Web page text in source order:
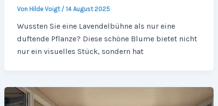
Von Hilde Voigt / 14 August 2025
Wussten Sie eine Lavendelbühne als nur eine
duftende Pflanze? Diese schöne Blume bietet nicht
nur ein visuelles Stück, sondern hat